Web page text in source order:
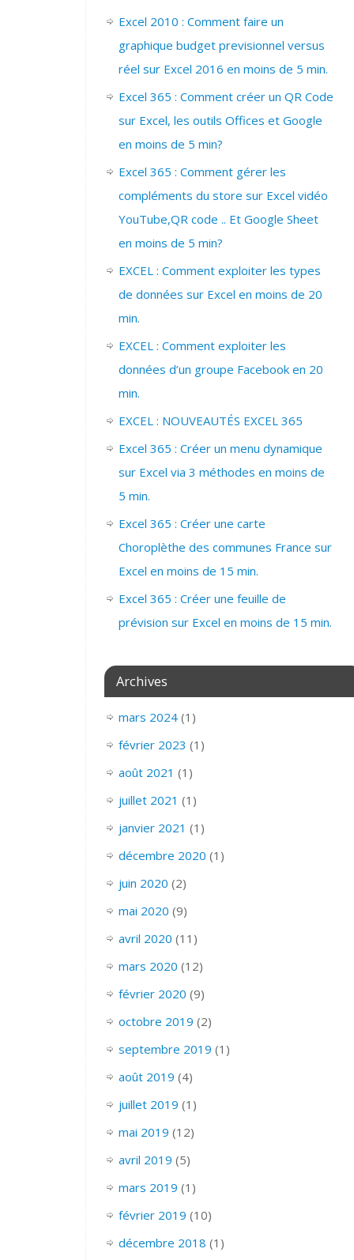
Excel 2010 : Comment faire un
graphique budget previsionnel versus
réel sur Excel 2016 en moins de 5 min.
Excel 365 : Comment créer un QR Code
sur Excel, les outils Offices et Google
en moins de 5 min?
Excel 365 : Comment gérer les
compléments du store sur Excel vidéo
YouTube,QR code .. Et Google Sheet
en moins de 5 min?
EXCEL : Comment exploiter les types
de données sur Excel en moins de 20
min.
EXCEL : Comment exploiter les
données d’un groupe Facebook en 20
min.
EXCEL : NOUVEAUTÉS EXCEL 365
Excel 365 : Créer un menu dynamique
sur Excel via 3 méthodes en moins de
5 min.
Excel 365 : Créer une carte
Choroplèthe des communes France sur
Excel en moins de 15 min.
Excel 365 : Créer une feuille de
prévision sur Excel en moins de 15 min.
Archives
mars 2024(1)
février 2023 (1)
août 2021 (1)
juillet 2021 (1)
janvier 2021 (1)
décembre 2020 (1)
juin 2020 (2)
mai 2020 (9)
avril 2020 (11)
mars 2020 (12)
février 2020 (9)
octobre 2019 (2)
septembre 2019 (1)
août 2019 (4)
juillet 2019 (1)
mai 2019 (12)
avril 2019 (5)
mars 2019 (1)
février 2019 (10)
décembre 2018 (1)